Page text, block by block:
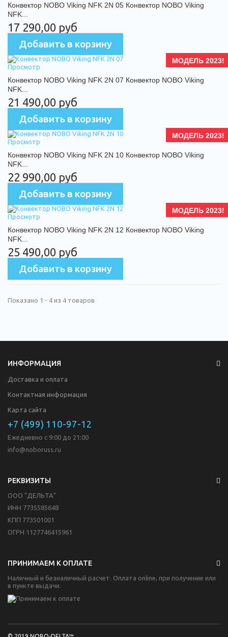
Конвектор NOBO Viking NFK 2N 05 Конвектор NOBO Viking
NFK...
17 290,00 руб
Добавить в корзину
Просмотр
МОДЕЛЬ 2023!
Конвектор NOBO Viking NFK 2N 07 Конвектор NOBO Viking
NFK...
21 490,00 руб
Добавить в корзину
Просмотр
МОДЕЛЬ 2023!
Конвектор NOBO Viking NFK 2N 10 Конвектор NOBO Viking
NFK...
22 990,00 руб
Добавить в корзину
Просмотр
МОДЕЛЬ 2023!
Конвектор NOBO Viking NFK 2N 12 Конвектор NOBO Viking
NFK...
25 490,00 руб
Добавить в корзину
Показано 1 - 4 из 4 товаров
ИНФОРМАЦИЯ
Доставка и оплата
Контактная информация
Карта сайта
+7 (499) 110-97-12
Ежедневно с 9:00 до 21:00
info@noboruss.ru
РЕКВИЗИТЫ
ООО "ДЕЛЬТА"
ИНН 7735585648
КПП 773501001
ОГРН 1127746415961
ПРИНИМАЕМ К ОПЛАТЕ
Наличный и безналичный расчет. Оплата online, при получение или
в пункте выдачи.